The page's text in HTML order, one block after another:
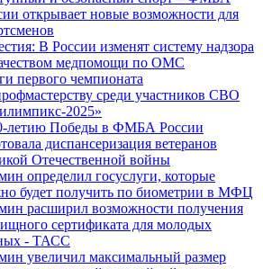
открывает новые возможности для
В России изменят систему надзора
медпомощи по ОМС
первого чемпионата
среди участников СВО
2025»
летию Победы в ФМБА России
диспансеризация ветеранов
Отечественной войны
определил госуслуги, которые
будет получить по биометрии в МФЦ
расширил возможности получения
сертификата для молодых
- ТАСС
увеличил максимальный размер